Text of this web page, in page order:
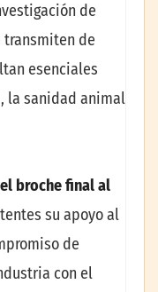
de
transmiten de
esenciales
la sanidad animal
broche final al
su apoyo al
de
con el